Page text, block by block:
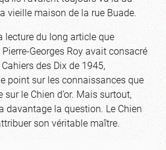
vieille maison de la rue Buade.
lecture du long article que
Georges Roy avait consacré
des Dix de 1945,
point sur les connaissances que
sur le Chien d’or. Mais surtout,
davantage la question. Le Chien
son véritable maître.